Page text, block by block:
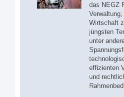
das NEGZ
Wirtschaft
jüngsten
unter
effizienten
und